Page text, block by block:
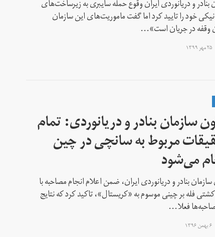
بنادر و دریانوردی ایران وقوع حمله سایبری به زیرساخت‌های
خود را تایید کرد اما گفت ماموریت‌هاى این سازمان
وقفه در جریان است»...
۲۵ مهر ۱۳۹۹
سازمان بنادر و دریانوردی: تمام
مربوط به سانچی در چین
می‌شود
بنادر و دریانوردی ایران، ضمن اعلام انجام مصاحبه با
فله بر چینی موسوم به «کریستال»، تاکید کرد که نتایج
فعلا...
۶ بهمن ۱۳۹۶